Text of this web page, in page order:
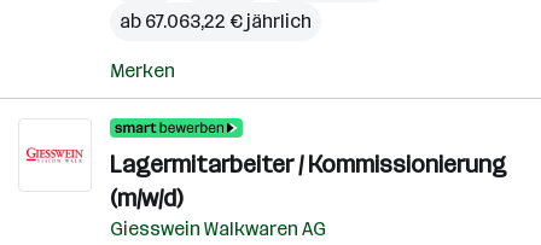
ab 67.063,22 € jährlich
Merken
Lagermitarbeiter / Kommissionierung
(m/w/d)
Giesswein Walkwaren AG